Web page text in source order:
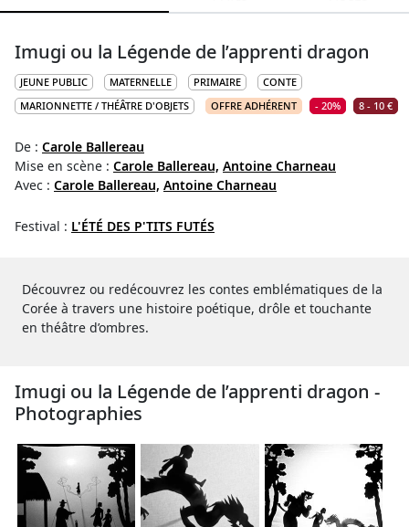
Imugi ou la Légende de l’apprenti dragon
JEUNE PUBLIC MATERNELLE PRIMAIRE
CONTE
MARIONNETTE / THÉÂTRE D'OBJETS
OFFRE ADHÉRENT - 20% 8 - 10 €
De : Carole Ballereau
Mise en scène : Carole Ballereau, Antoine Charneau
Avec : Carole Ballereau, Antoine Charneau
Festival : L'ÉTÉ DES P'TITS FUTÉS
Découvrez ou redécouvrez les contes emblématiques de la
Corée à travers une histoire poétique, drôle et touchante
en théâtre d’ombres.
Imugi ou la Légende de l’apprenti dragon -
Photographies